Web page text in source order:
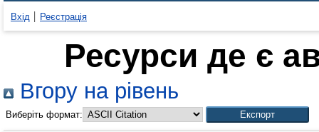
Вхід Реєстрація
Ресурси де є
Вгору на рівень
Виберіть формат: